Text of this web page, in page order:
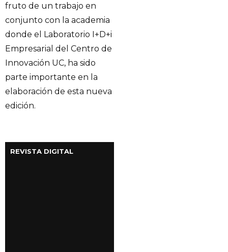
fruto de un trabajo en
conjunto con la academia
donde el Laboratorio I+D+i
Empresarial del Centro de
Innovación UC, ha sido
parte importante en la
elaboración de esta nueva
edición.
REVISTA DIGITAL